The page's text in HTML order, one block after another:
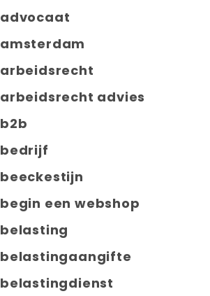
advocaat
amsterdam
arbeidsrecht
arbeidsrecht advies
b2b
bedrijf
beeckestijn
begin een webshop
belasting
belastingaangifte
belastingdienst